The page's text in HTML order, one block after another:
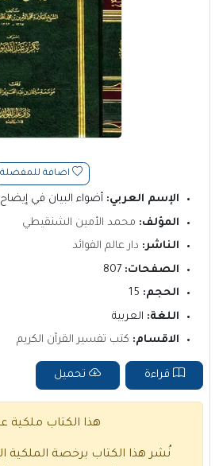
اضافة للمفضلة
الإسم العربي: أضواء البيان في إيضاح
المؤلف: محمد الأمين الشنقيطي
الناشر: دار عالم الفوائد
الصفحات:
الحجم:
اللغة: العربية
الاقسام: كتب تفسير القرآن الكريم
قراءة تحميل
هذا الكتاب ملكية
نُشر هذا الكتاب برخصة الملكية